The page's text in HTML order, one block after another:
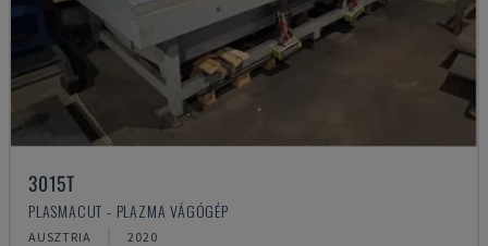
3015T
PLASMACUT - PLAZMA VÁGÓGÉP
AUSZTRIA 2020